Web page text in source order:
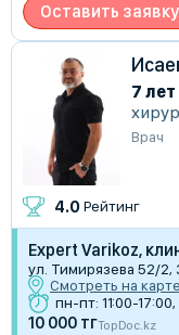
Оставить заявку
7
Врач
4.0 Рейтинг
Expert Varikoz,
ул. Тимирязева 52/2,
Смотреть на карте
пн-пт: 11:00-
10 000 тгTopDoc.kz